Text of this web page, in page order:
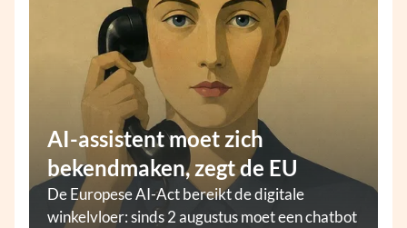
AI-assistent moet zich
bekendmaken, zegt de EU
De Europese AI-Act bereikt de digitale
winkelvloer: sinds 2 augustus moet een chatbot